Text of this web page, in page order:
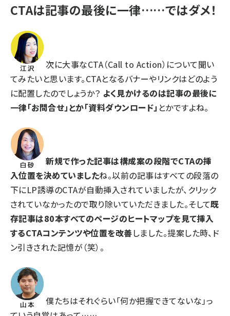
CTAは記事の最後に一律……ではダメ！
次に大事なCTA（Call to Action）について聞い
てみたいと思います。CTAとなるバナーやリンクはどのよう
に配置したのでしょうか？ よく見かけるのは記事の最後に
一律「お問合せ」とか「資料ダウンロード」 とかですよね。
新規で作った記事は構成案の段階でCTAの挿
入位置を決めていましたね。以前の記事はすべての段落の
下にLP誘導のCTAが自動挿入されていましたが、クリック
されていなかったので取り除いていただきました。そして既
存記事は80本すべてのページのヒートマップを見て挿入
するCTAコンテンツや位置を改善しました。提案した時、ド
ン引きされた記憶が（笑）。
僕たちはそれぐらい「何か把握できてないな」っ